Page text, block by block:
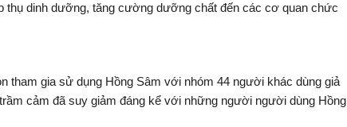
thụ dinh dưỡng, tăng cường dưỡng chất đến các cơ quan chức
gia sử dụng Hồng Sâm với nhóm 44 người khác dùng giả
cảm đã suy giảm đáng kể với những người người dùng Hồng